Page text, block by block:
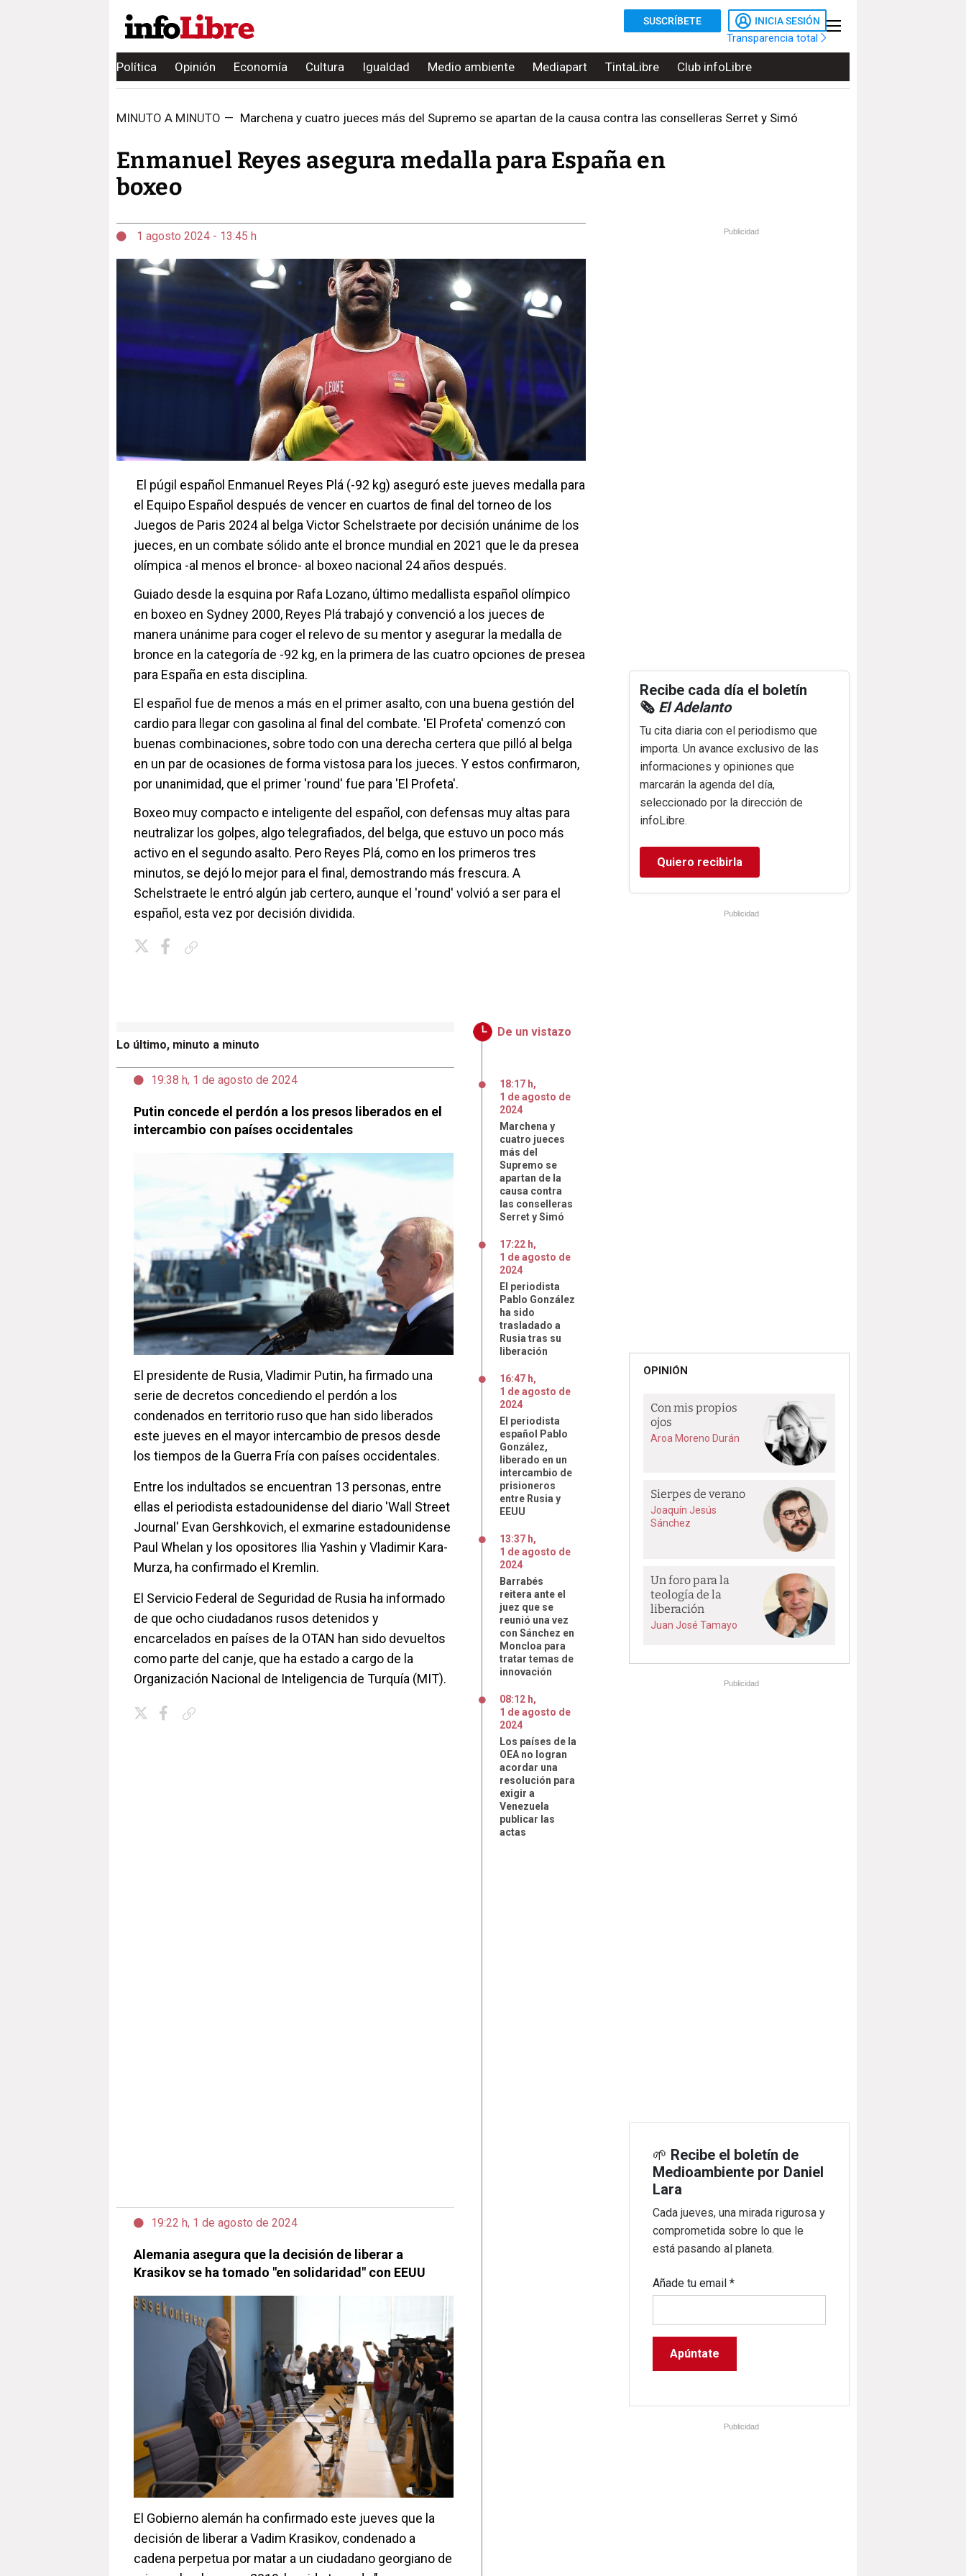
SUSCRÍBETE INICIA SESIÓN
Transparencia total
Política Opinión Economía Cultura Igualdad Medio ambiente Mediapart TintaLibre Club infoLibre
MINUTO A MINUTO — Marchena y cuatro jueces más del Supremo se apartan de la causa contra las conselleras Serret y Simó
Enmanuel Reyes asegura medalla para España en
boxeo
1 agosto 2024 - 13:45 h
El púgil español Enmanuel Reyes Plá (-92 kg) aseguró este jueves medalla para
el Equipo Español después de vencer en cuartos de final del torneo de los
Juegos de Paris 2024 al belga Victor Schelstraete por decisión unánime de los
jueces, en un combate sólido ante el bronce mundial en 2021 que le da presea
olímpica -al menos el bronce- al boxeo nacional 24 años después.
Guiado desde la esquina por Rafa Lozano, último medallista español olímpico
en boxeo en Sydney 2000, Reyes Plá trabajó y convenció a los jueces de
manera unánime para coger el relevo de su mentor y asegurar la medalla de
bronce en la categoría de -92 kg, en la primera de las cuatro opciones de presea
para España en esta disciplina.
El español fue de menos a más en el primer asalto, con una buena gestión del
cardio para llegar con gasolina al final del combate. 'El Profeta' comenzó con
buenas combinaciones, sobre todo con una derecha certera que pilló al belga
en un par de ocasiones de forma vistosa para los jueces. Y estos confirmaron,
por unanimidad, que el primer 'round' fue para 'El Profeta'.
Boxeo muy compacto e inteligente del español, con defensas muy altas para
neutralizar los golpes, algo telegrafiados, del belga, que estuvo un poco más
activo en el segundo asalto. Pero Reyes Plá, como en los primeros tres
minutos, se dejó lo mejor para el final, demostrando más frescura. A
Schelstraete le entró algún jab certero, aunque el 'round' volvió a ser para el
español, esta vez por decisión dividida.
Lo último, minuto a minuto
19:38 h, 1 de agosto de 2024
Putin concede el perdón a los presos liberados en el
intercambio con países occidentales
El presidente de Rusia, Vladimir Putin, ha firmado una
serie de decretos concediendo el perdón a los
condenados en territorio ruso que han sido liberados
este jueves en el mayor intercambio de presos desde
los tiempos de la Guerra Fría con países occidentales.
Entre los indultados se encuentran 13 personas, entre
ellas el periodista estadounidense del diario 'Wall Street
Journal' Evan Gershkovich, el exmarine estadounidense
Paul Whelan y los opositores Ilia Yashin y Vladimir Kara-
Murza, ha confirmado el Kremlin.
El Servicio Federal de Seguridad de Rusia ha informado
de que ocho ciudadanos rusos detenidos y
encarcelados en países de la OTAN han sido devueltos
como parte del canje, que ha estado a cargo de la
Organización Nacional de Inteligencia de Turquía (MIT).
19:22 h, 1 de agosto de 2024
Alemania asegura que la decisión de liberar a
Krasikov se ha tomado "en solidaridad" con EEUU
El Gobierno alemán ha confirmado este jueves que la
decisión de liberar a Vadim Krasikov, condenado a
cadena perpetua por matar a un ciudadano georgiano de
De un vistazo
18:17 h,
1 deagosto de
2024
Marchena y
cuatro jueces
más del
Supremo se
apartan de la
causa contra
las conselleras
Serret y Simó
17:22 h,
1 deagosto de
2024
El periodista
Pablo González
ha sido
trasladado a
Rusia tras su
liberación
16:47 h,
1 deagosto de
2024
El periodista
español Pablo
González,
liberado en un
intercambio de
prisioneros
entre Rusia y
EEUU
13:37 h,
1 deagosto de
2024
Barrabés
reitera ante el
juez que se
reunió una vez
con Sánchez en
Moncloa para
tratar temas de
innovación
08:12 h,
1 deagosto de
2024
Los países de la
OEA no logran
acordar una
resolución para
exigir a
Venezuela
publicar las
actas
Publicidad
Recibe cada día el boletín
🗞️ El Adelanto
Tu cita diaria con el periodismo que
importa. Un avance exclusivo de las
informaciones y opiniones que
marcarán la agenda del día,
seleccionado por la dirección de
infoLibre.
Quiero recibirla
Publicidad
OPINIÓN
Con mis propios
ojos
Aroa Moreno Durán
Sierpes de verano
Joaquín Jesús
Sánchez
Un foro para la
teología de la
liberación
Juan José Tamayo
Publicidad
🌱 Recibe el boletín de
Medioambiente por Daniel
Lara
Cada jueves, una mirada rigurosa y
comprometida sobre lo que le
está pasando al planeta.
Añade tu email*
Publicidad